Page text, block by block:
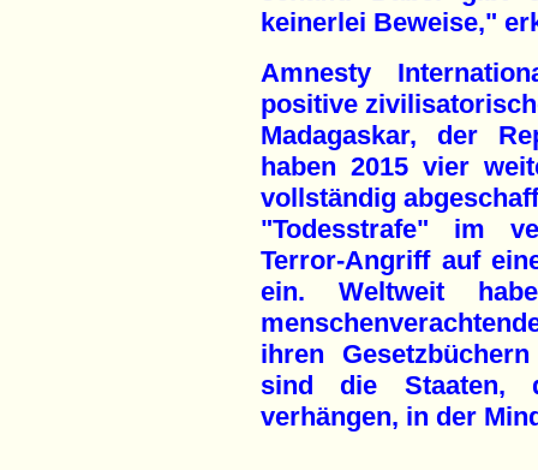
keinerlei Beweise,"
Amnesty
positive
Madagaskar, der
haben 2015 vier
vollständig
"Todesstrafe" im
Terror-Angriff auf
ein. Weltweit
ihren
sind die Staaten,
verhängen, in der